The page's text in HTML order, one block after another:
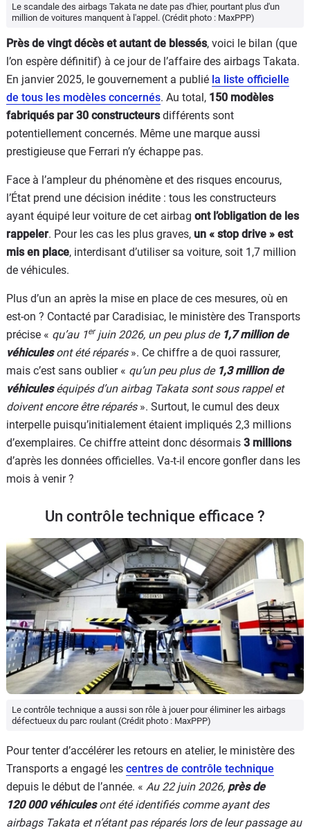
Le scandale des airbags Takata ne date pas d'hier, pourtant plus d'un
million de voitures manquent à l'appel. (Crédit photo : MaxPPP)
Près de vingt décès et autant de blessés, voici le bilan (que
l’on espère définitif) à ce jour de l’affaire des airbags Takata.
En janvier 2025, le gouvernement a publié la liste officielle
de tous les modèles concernés. Au total, 150 modèles
fabriqués par 30 constructeursdifférents sont
potentiellement concernés. Même une marque aussi
prestigieuse que Ferrari n’y échappe pas.
Face à l’ampleur du phénomène et des risques encourus,
l’État prend une décision inédite : tous les constructeurs
ayant équipé leur voiture de cet airbag ont l’obligation de les
rappeler. Pour les cas les plus graves, un « stop drive » est
mis en place, interdisant d’utiliser sa voiture, soit 1,7 million
de véhicules.
Plus d’un an après la mise en place de ces mesures, où en
est-on ? Contacté par Caradisiac, le ministère des Transports
précise « qu’au 1erjuin 2026, un peu plus de 1,7 million de
véhiculesont été réparés». Ce chiffre a de quoi rassurer,
mais c’est sans oublier « qu’un peu plus de 1,3 million de
véhiculeséquipés d’un airbag Takata sont sous rappel et
doivent encore être réparés». Surtout, le cumul des deux
interpelle puisqu’initialement étaient impliqués 2,3 millions
d’exemplaires. Ce chiffre atteint donc désormais 3 millions
d’après les données officielles. Va-t-il encore gonfler dans les
mois à venir ?
Un contrôle technique efficace ?
Le contrôle technique a aussi son rôle à jouer pour éliminer les airbags
défectueux du parc roulant (Crédit photo : MaxPPP)
Pour tenter d’accélérer les retours en atelier, le ministère des
Transports a engagé les centres de contrôle technique
depuis le début de l’année. « Au 22 juin 2026, près de
120 000 véhiculesont été identifiés comme ayant des
airbags Takata et n’étant pas réparés lors de leur passage au